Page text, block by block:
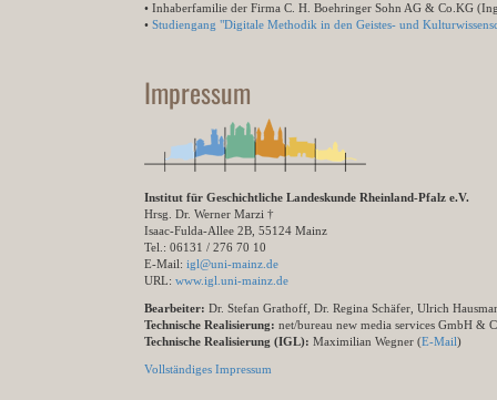
• Inhaberfamilie der Firma C. H. Boehringer Sohn AG & Co.KG
• Studiengang "Digitale Methodik in den Geistes- und
Impressum
Institut für Geschichtliche Landeskunde Rheinland-Pfalz e.V.
Hrsg. Dr. Werner Marzi †
Isaac-Fulda-Allee 2B, 55124 Mainz
Tel.: 06131 / 276 70 10
E-Mail: igl@uni-mainz.de
URL: www.igl.uni-mainz.de
Bearbeiter: Dr. Stefan Grathoff, Dr. Regina Schäfer, Ulrich
Technische Realisierung: net/bureau new media services GmbH &
Technische Realisierung (IGL): Maximilian Wegner (E-Mail)
Vollständiges Impressum